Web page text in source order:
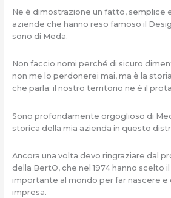
Ne è dimostrazione un fatto, semplice
aziende che hanno reso famoso il
sono di Meda.
Non faccio nomi perché di sicuro
non me lo perdonerei mai, ma è la
che parla: il nostro territorio ne è il
Sono profondamente orgoglioso di
storica della mia azienda in questo
Ancora una volta devo ringraziare dal
della BertO, che nel 1974 hanno scelto
importante al mondo per far nascere e
impresa.